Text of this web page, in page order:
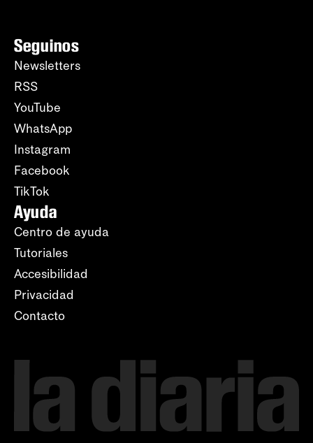
Seguinos
Newsletters
RSS
YouTube
WhatsApp
Instagram
Facebook
TikTok
Ayuda
Centro de ayuda
Tutoriales
Accesibilidad
Privacidad
Contacto